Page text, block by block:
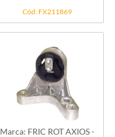
Cód: FX211869
Marca: FRIC ROT AXIOS -